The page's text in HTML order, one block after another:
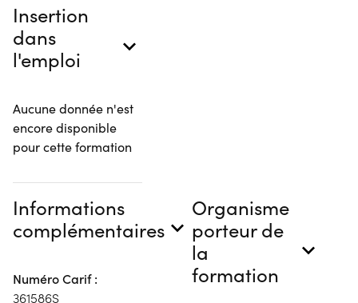
Insertion
dans
l'emploi
Aucune donnée n'est
encore disponible
pour cette formation
Informations
complémentaires
Numéro Carif :
361586S
Organisme
porteur de
la
formation